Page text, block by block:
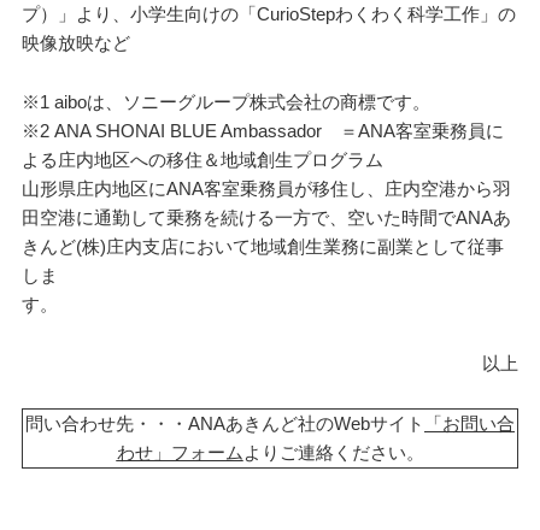
プ）」より、小学生向けの「CurioStepわくわく科学工作」の
映像放映など
※1 aiboは、ソニーグループ株式会社の商標です。
※2 ANA SHONAI BLUE Ambassador ＝ANA客室乗務員に
よる庄内地区への移住＆地域創生プログラム
山形県庄内地区にANA客室乗務員が移住し、庄内空港から羽
田空港に通勤して乗務を続ける一方で、空いた時間でANAあ
きんど(株)庄内支店において地域創生業務に副業として従事
しま
す。
以上
問い合わせ先・・・ANAあきんど社のWebサイト
「お問い合
わせ」フォーム よりご連絡ください。